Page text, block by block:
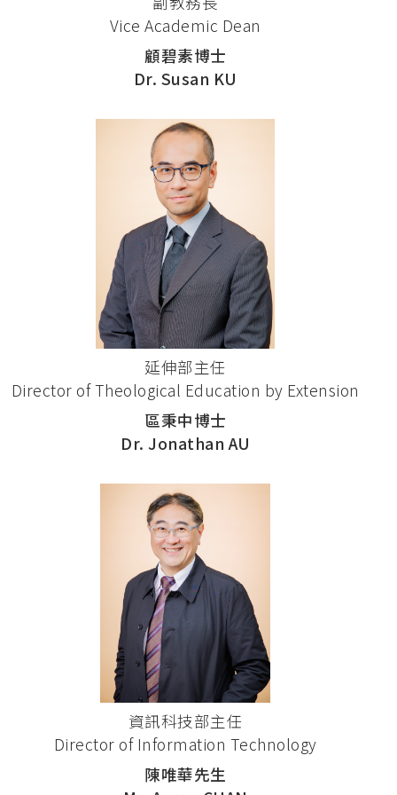
Vice Academic Dean
顧碧素博士
Dr. Susan KU
延伸部主任
Director of Theological Education by Extension
區秉中博士
Dr. Jonathan AU
資訊科技部主任
Director of Information Technology
陳唯華先生